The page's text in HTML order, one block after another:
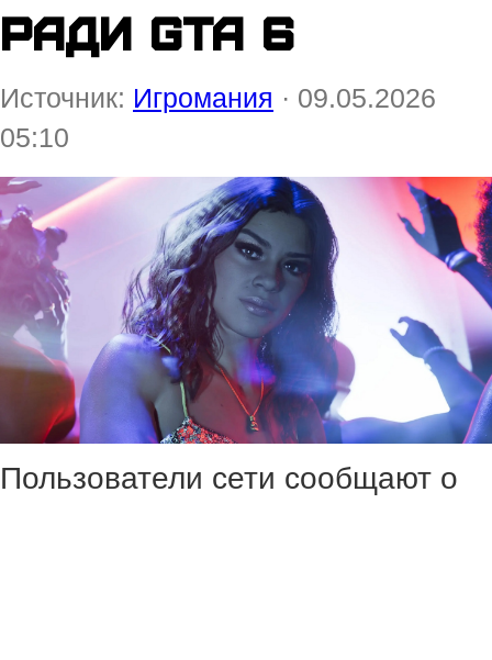
ради GTA 6
Источник: Игромания · 09.05.2026
05:10
Пользователи сети сообщают о